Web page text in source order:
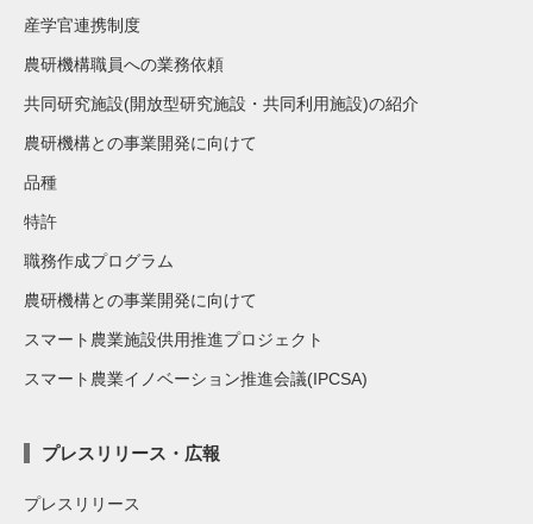
産学官連携制度
農研機構職員への業務依頼
共同研究施設(開放型研究施設・共同利用施設)の紹介
農研機構との事業開発に向けて
品種
特許
職務作成プログラム
農研機構との事業開発に向けて
スマート農業施設供用推進プロジェクト
スマート農業イノベーション推進会議(IPCSA)
プレスリリース・広報
プレスリリース